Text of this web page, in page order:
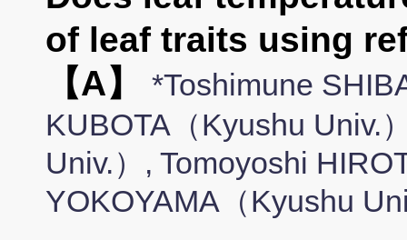
of leaf traits using
【A】
*Toshimune
KUBOTA（Kyushu Univ.
Univ.）, Tomoyoshi
YOKOYAMA（Kyushu